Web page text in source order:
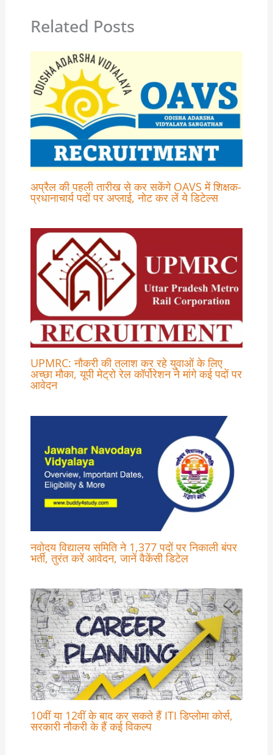
Related Posts
अप्रैल की पहली तारीख से कर सकेंगे OAVS में शिक्षक-
प्रधानाचार्य पदों पर अप्लाई, नोट कर लें ये डिटेल्स
UPMRC: नौकरी की तलाश कर रहे युवाओं के लिए
अच्छा मौका, यूपी मेट्रो रेल कॉर्पोरेशन ने मांगे कई पदों पर
आवेदन
नवोदय विद्यालय समिति ने 1,377 पदों पर निकाली बंपर
भर्ती, तुरंत करें आवेदन, जानें वैकेंसी डिटेल
10वीं या 12वीं के बाद कर सकते हैं ITI डिप्लोमा कोर्स,
सरकारी नौकरी के हैं कई विकल्प